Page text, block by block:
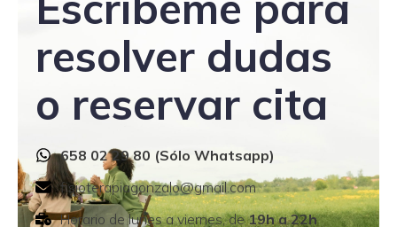
resolver dudas
o reservar cita
658 02 29 80 (Sólo Whatsapp)
fisioterapiagonzalo@gmail.com
Horario de lunes a viernes, de19h a 22h